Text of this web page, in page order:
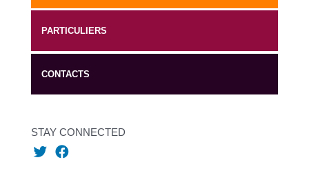
PARTICULIERS
CONTACTS
STAY CONNECTED